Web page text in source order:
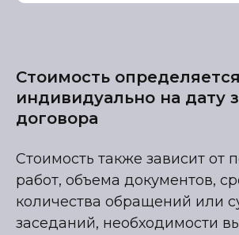
Стоимость определяется
индивидуально на дату
договора
Стоимость также зависит от
работ, объема документов,
количества обращений или
заседаний, необходимости